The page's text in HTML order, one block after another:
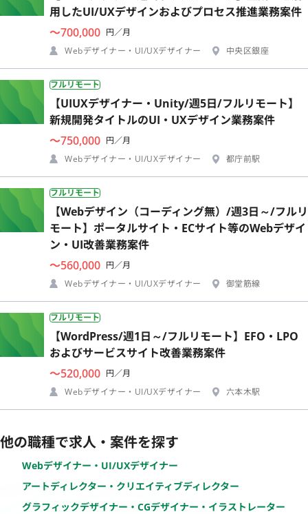
用したUI/UXデザインおよびプロセス推進業務案件
〜700,000 円／月
Webデザイナー・UI/UXデザイナー
中央区銀座
フルリモート
【UIUXデザイナー・Unity/週5日/フルリモート】
新規開発タイトルのUI・UXデザイン業務案件
〜750,000 円／月
Webデザイナー・UI/UXデザイナー
都庁前駅
フルリモート
【Webデザイン（コーディング無）/週3日～/フルリ
モート】ポータルサイト・ECサイト等のWebデザイ
ン・UI改善業務案件
〜560,000 円／月
Webデザイナー・UI/UXデザイナー
御堂筋線
フルリモート
【WordPress/週1日～/フルリモート】EFO・LPO
およびサービスサイト改善業務案件
〜520,000 円／月
Webデザイナー・UI/UXデザイナー
六本木駅
他の職種で求人・案件を探す
Webデザイナー・UI/UXデザイナー
アートディレクター・クリエイティブディレクター
グラフィックデザイナー・CGデザイナー・イラストレーター